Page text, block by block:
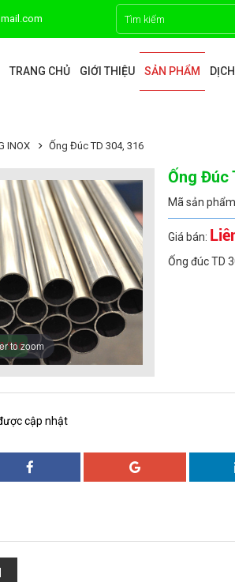
TRANG CHỦ GIỚI THIỆU SẢN PHẨM
INOX Ống Đúc TD 304, 316
to zoom
Ống Đúc
Mã sản
Giá bán:
Ống đúc TD
cập nhật